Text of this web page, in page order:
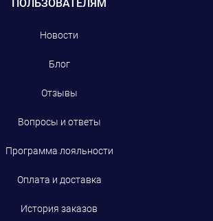
ПОЛЬЗОВАТЕЛЯМ
Новости
Блог
Отзывы
Вопросы и ответы
Программа лояльности
Оплата и доставка
История заказов